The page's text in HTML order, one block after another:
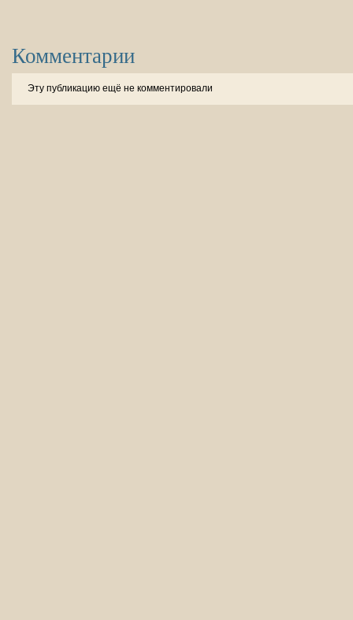
Комментарии
Эту публикацию ещё не комментировали